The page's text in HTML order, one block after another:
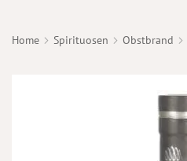
Home Spirituosen Obstbrand